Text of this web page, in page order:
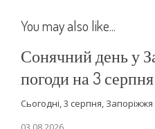
You may also like...
Сонячний день у
погоди на 3 серпня
Сьогодні, 3 серпня,